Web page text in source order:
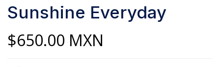
Sunshine Everyday
$650.00 MXN